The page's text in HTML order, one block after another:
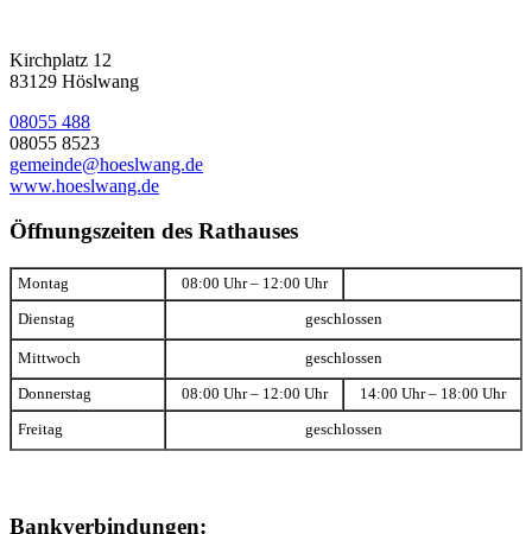
Kirchplatz 12
83129 Höslwang
08055 488
08055 8523
gemeinde@hoeslwang.de
www.hoeslwang.de
Öffnungszeiten des Rathauses
Montag 08:00 Uhr – 12:00 Uhr
Dienstag geschlossen
Mittwoch geschlossen
Donnerstag 08:00 Uhr – 12:00 Uhr 14:00 Uhr – 18:00 Uhr
Freitag geschlossen
Bankverbindungen: